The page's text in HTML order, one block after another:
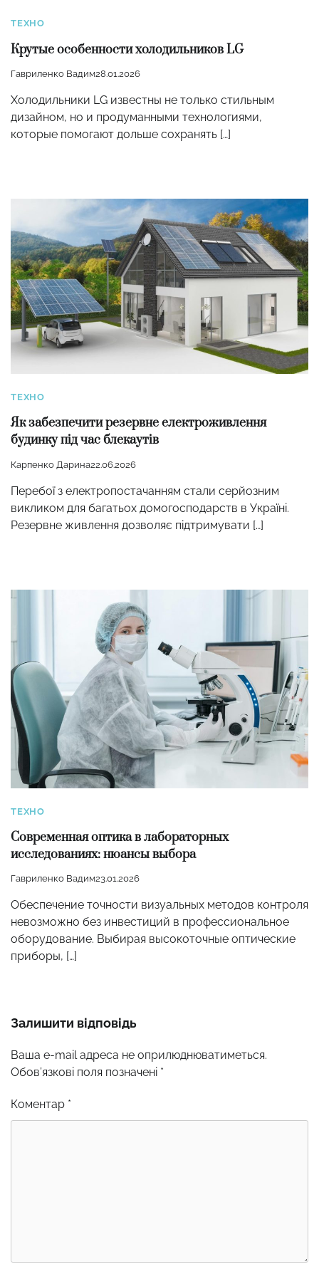
ТЕХНО
Крутые особенности холодильников LG
Гавриленко Вадим28.01.2026
Холодильники LG известны не только стильным
дизайном, но и продуманными технологиями,
которые помогают дольше сохранять […]
ТЕХНО
Як забезпечити резервне електроживлення
будинку під час блекаутів
Карпенко Дарина22.06.2026
Перебої з електропостачанням стали серйозним
викликом для багатьох домогосподарств в Україні.
Резервне живлення дозволяє підтримувати […]
ТЕХНО
Современная оптика в лабораторных
исследованиях: нюансы выбора
Гавриленко Вадим23.01.2026
Обеспечение точности визуальных методов контроля
невозможно без инвестиций в профессиональное
оборудование. Выбирая высокоточные оптические
приборы, […]
Залишити відповідь
Ваша e-mail адреса не оприлюднюватиметься.
Обов’язкові поля позначені *
Коментар *